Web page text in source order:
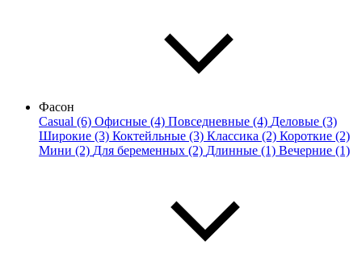
Фасон
Casual (6) Офисные (4) Повседневные (4) Деловые (3)
Широкие (3) Коктейльные (3) Классика (2) Короткие (2)
Мини (2) Для беременных (2) Длинные (1) Вечерние (1)